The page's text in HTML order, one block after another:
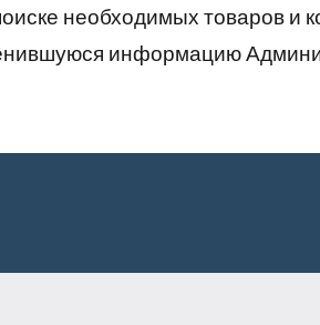
необходимых товаров и
информацию